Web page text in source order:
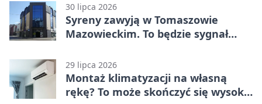
30 lipca 2026
Syreny zawyją w Tomaszowie
Mazowieckim. To będzie sygnał
29 lipca 2026
Montaż klimatyzacji na własną
rękę? To może skończyć się wysoką